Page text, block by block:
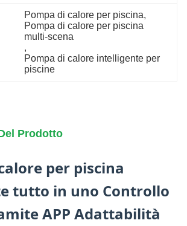
Pompa di calore per piscina,
Pompa di calore per piscina
multi-scena
,
Pompa di calore intelligente per
piscine
Prodotto
per piscina
tutto in uno Controllo
APP Adattabilità